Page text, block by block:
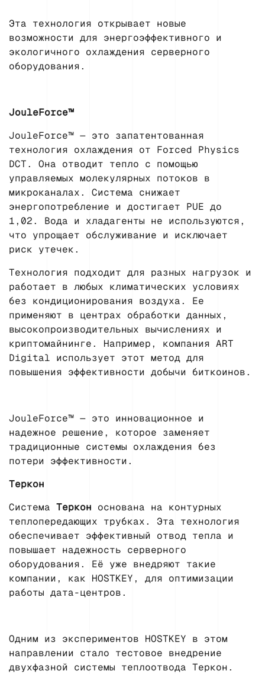
Эта технология открывает новые
возможности для энергоэффективного и
экологичного охлаждения серверного
оборудования.
JouleForce™
JouleForce™ — это запатентованная
технология охлаждения от Forced Physics
DCT. Она отводит тепло с помощью
управляемых молекулярных потоков в
микроканалах. Система снижает
энергопотребление и достигает PUE до
1,02. Вода и хладагенты не используются,
что упрощает обслуживание и исключает
риск утечек.
Технология подходит для разных нагрузок и
работает в любых климатических условиях
без кондиционирования воздуха. Ее
применяют в центрах обработки данных,
высокопроизводительных вычислениях и
криптомайнинге. Например, компания ART
Digital использует этот метод для
повышения эффективности добычи биткоинов.
JouleForce™ — это инновационное и
надежное решение, которое заменяет
традиционные системы охлаждения без
потери эффективности.
Теркон
Система Теркон основана на контурных
теплопередающих трубках. Эта технология
обеспечивает эффективный отвод тепла и
повышает надежность серверного
оборудования. Её уже внедряют такие
компании, как HOSTKEY, для оптимизации
работы дата-центров.
Одним из экспериментов HOSTKEY в этом
направлении стало тестовое внедрение
двухфазной системы теплоотвода Теркон.